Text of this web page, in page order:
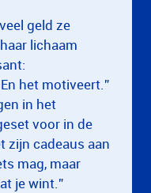
geld ze
lichaam
het motiveert.”
in het
voor in de
zijn cadeaus aan
mag, maar
je wint.”